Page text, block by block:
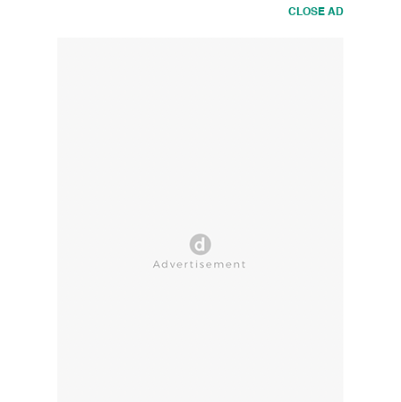
CLOSE AD